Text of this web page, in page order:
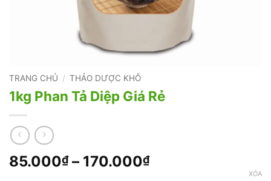
TRANG CHỦ / THẢO DƯỢC KHÔ
1kg Phan Tả Diệp Giá Rẻ
85.000₫ – 170.000₫Khoảng
XÓA